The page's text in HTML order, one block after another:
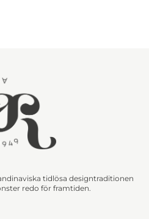
tidlösa designtraditionen
redo för framtiden.